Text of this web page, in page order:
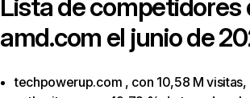
Lista de competidores
amd.com el junio de
techpowerup.com , con 10,58 M